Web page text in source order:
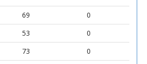
69
0
53
0
73
0